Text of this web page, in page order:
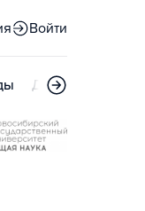
Войти
Дни открытых